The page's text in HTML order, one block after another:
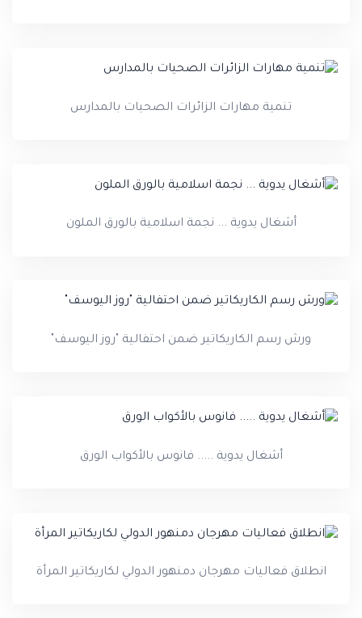
تنمية مهارات الزائرات الصحيات بالمدارس
أشغال يدوية ... نجمة اسلامية بالورق الملون
ورش رسم الكاريكاتير ضمن احتفالية "روز اليوسف"
أشغال يدوية ..... فانوس بالأكواب الورق
انطلاق فعاليات مهرجان دمنهور الدولي لكاريكاتير المرأة